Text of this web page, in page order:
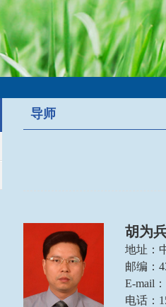
导师
胡为
地址：
邮编：
E-mail：
电话：